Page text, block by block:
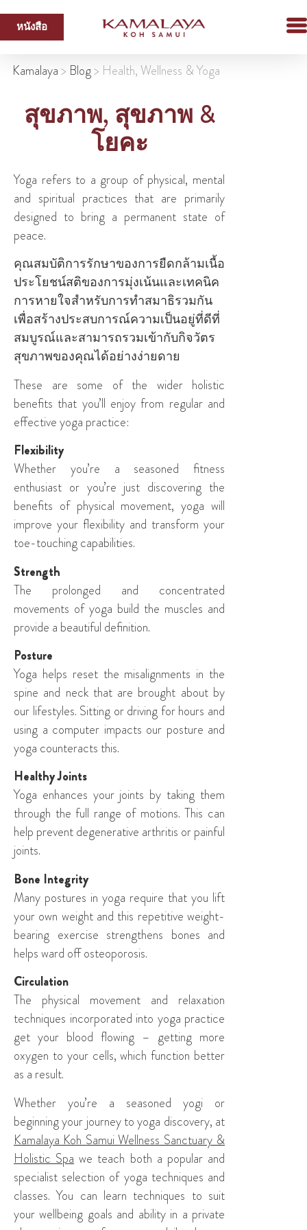
หนังสือ
Kamalaya> Blog> Health, Wellness & Yoga
สุขภาพ, สุขภาพ &
โยคะ
Yoga refers to a group of physical, mental
and spiritual practices that are primarily
designed to bring a permanent state of
peace.
คุณสมบัติการรักษาของการยืดกล้ามเนื้อ
ประโยชน์สติของการมุ่งเน้นและเทคนิค
การหายใจสําหรับการทําสมาธิรวมกัน
เพื่อสร้างประสบการณ์ความเป็นอยู่ที่ดีที่
สมบูรณ์และสามารถรวมเข้ากับกิจวัตร
สุขภาพของคุณได้อย่างง่ายดาย
These are some of the wider holistic
benefits that you’ll enjoy from regular and
effective yoga practice:
Flexibility
Whether you’re a seasoned fitness
enthusiast or you’re just discovering the
benefits of physical movement, yoga will
improve your flexibility and transform your
toe-touching capabilities.
Strength
The prolonged and concentrated
movements of yoga build the muscles and
provide a beautiful definition.
Posture
Yoga helps reset the misalignments in the
spine and neck that are brought about by
our lifestyles. Sitting or driving for hours and
using a computer impacts our posture and
yoga counteracts this.
Healthy Joints
Yoga enhances your joints by taking them
through the full range of motions. This can
help prevent degenerative arthritis or painful
joints.
Bone Integrity
Many postures in yoga require that you lift
your own weight and this repetitive weight-
bearing exercise strengthens bones and
helps ward off osteoporosis.
Circulation
The physical movement and relaxation
techniques incorporated into yoga practice
get your blood flowing – getting more
oxygen to your cells, which function better
as a result.
Whether you’re a seasoned yogi or
beginning your journey to yoga discovery, at
Kamalaya Koh Samui Wellness Sanctuary &
Holistic Spa we teach both a popular and
specialist selection of yoga techniques and
classes. You can learn techniques to suit
your wellbeing goals and ability in a private